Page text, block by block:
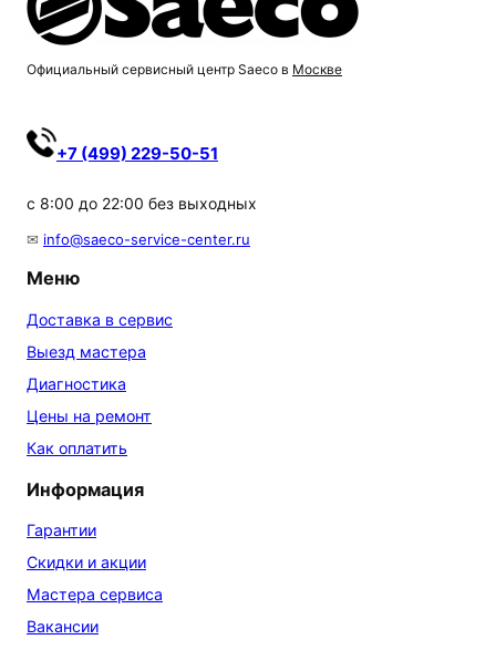
Официальный сервисный центр Saeco в Москве
+7 (499) 229-50-51
с 8:00 до 22:00 без выходных
✉ info@saeco-service-center.ru
Меню
Доставка в сервис
Выезд мастера
Диагностика
Цены на ремонт
Как оплатить
Информация
Гарантии
Скидки и акции
Мастера сервиса
Вакансии